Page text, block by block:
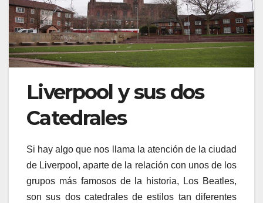
Liverpool y sus dos
Catedrales
Si hay algo que nos llama la atención de la ciudad
de Liverpool, aparte de la relación con unos de los
grupos más famosos de la historia, Los Beatles,
son sus dos catedrales de estilos tan diferentes